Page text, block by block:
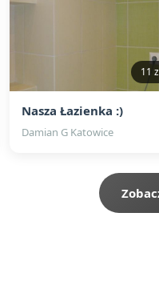
11
Nasza Łazienka :)
Damian G Katowice